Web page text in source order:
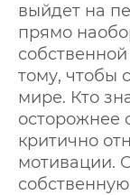
выйдет на
прямо
тому, чтобы
мире. Кто
осторожнее
критично
мотивации.